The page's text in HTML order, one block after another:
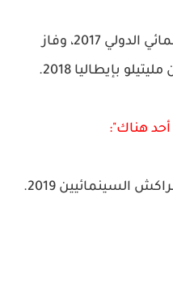
عُرض في مهرجان برلين السينمائي الدولي 2017، وفاز
بإيطاليا 2018.
أحد هناك":
السينمائيين 2019.